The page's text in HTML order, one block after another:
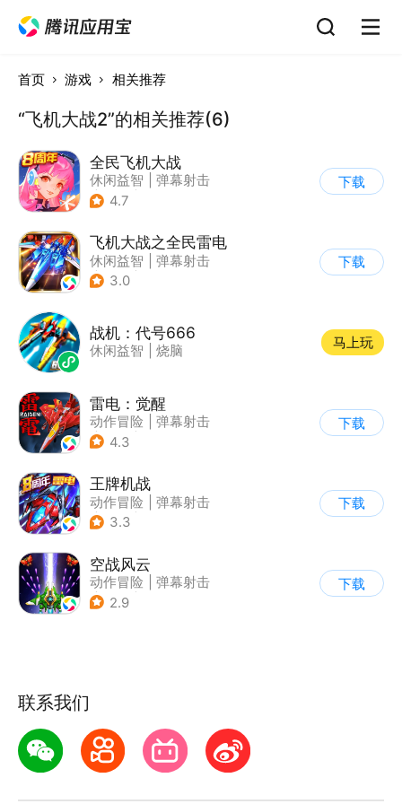
首页 游戏 相关推荐
“飞机大战2”的相关推荐(6)
全民飞机大战
休闲益智
弹幕射击
| 飞机
4.7
下载
飞机大战之全民雷电
休闲益智
弹幕射击
| 冒险
3.0
下载
战机：代号666
休闲益智 烧脑
马上玩
雷电：觉醒
动作冒险
弹幕射击
| 科幻
4.3
下载
王牌机战
动作冒险
弹幕射击
| 空战
3.3
下载
空战风云
动作冒险
弹幕射击
| 科幻
2.9
下载
联系我们